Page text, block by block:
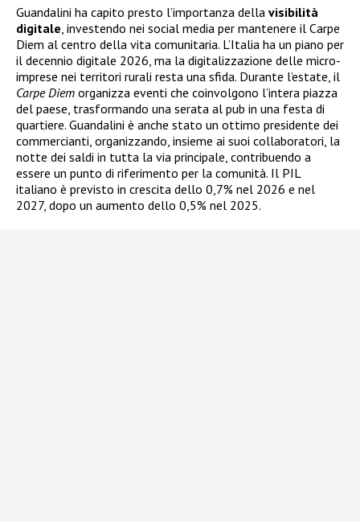
Guandalini ha capito presto l’importanza della visibilità
digitale , investendo nei social media per mantenere il Carpe
Diem al centro della vita comunitaria. L’Italia ha un piano per
il decennio digitale 2026, ma la digitalizzazione delle micro-
imprese nei territori rurali resta una sfida. Durante l’estate, il
Carpe Diem organizza eventi che coinvolgono l’intera piazza
del paese, trasformando una serata al pub in una festa di
quartiere. Guandalini è anche stato un ottimo presidente dei
commercianti, organizzando, insieme ai suoi collaboratori, la
notte dei saldi in tutta la via principale, contribuendo a
essere un punto di riferimento per la comunità. Il PIL
italiano è previsto in crescita dello 0,7% nel 2026 e nel
2027, dopo un aumento dello 0,5% nel 2025.